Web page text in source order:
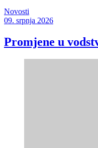
Novosti
09. srpnja 2026
Promjene u